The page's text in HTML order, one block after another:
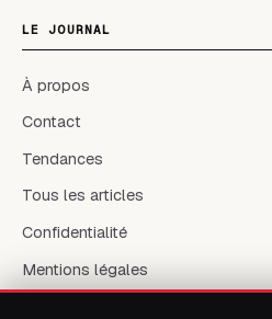
LE JOURNAL
À propos
Contact
Tendances
Tous les articles
Confidentialité
Mentions légales